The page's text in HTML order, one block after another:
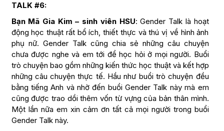
TALK #6:
Bạn Mã Gia Kim – sinh viên HSU: Gender Talk là hoạt
động học thuật rất bổ ích, thiết thực và thú vị về hình ảnh
phụ nữ. Gender Talk cũng chia sẻ những câu chuyện
chưa được nghe và em tới để học hỏi ở mọi người. Buổi
trò chuyện bao gồm những kiến thức học thuật và kết hợp
những câu chuyện thực tế. Hầu như buổi trò chuyện đều
bằng tiếng Anh và nhờ đến buổi Gender Talk này mà em
cũng được trao dồi thêm vốn từ vựng của bản thân mình.
Một lần nữa em xin cảm ơn tất cả mọi người trong buổi
Gender Talk này.